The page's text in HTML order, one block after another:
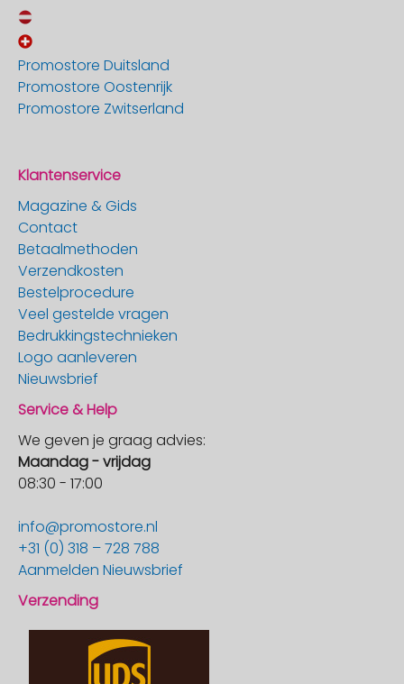
Promostore Duitsland
Promostore Oostenrijk
Promostore Zwitserland
Klantenservice
Magazine & Gids
Contact
Betaalmethoden
Verzendkosten
Bestelprocedure
Veel gestelde vragen
Bedrukkingstechnieken
Logo aanleveren
Nieuwsbrief
Service & Help
We geven je graag advies:
Maandag - vrijdag
08:30 - 17:00
info@promostore.nl
+31 (0) 318 – 728 788
Aanmelden Nieuwsbrief
Verzending